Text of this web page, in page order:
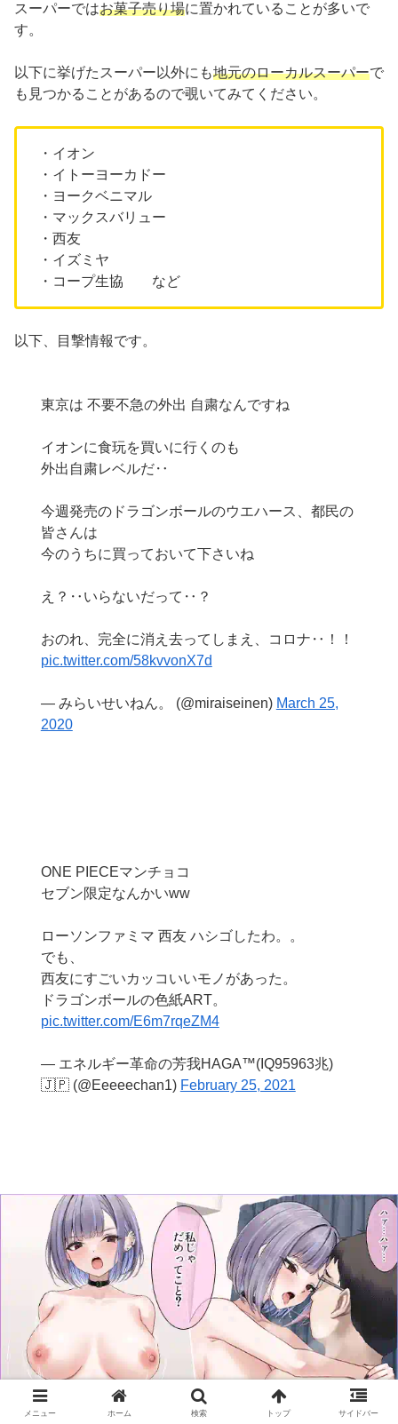
スーパーではお菓子売り場に置かれていることが多いで
す。
以下に挙げたスーパー以外にも地元のローカルスーパーで
も見つかることがあるので覗いてみてください。
・イオン
・イトーヨーカドー
・ヨークベニマル
・マックスバリュー
・西友
・イズミヤ
・コープ生協 など
以下、目撃情報です。
東京は 不要不急の外出 自粛なんですね
イオンに食玩を買いに行くのも
外出自粛レベルだ‥
今週発売のドラゴンボールのウエハース、都民の
皆さんは
今のうちに買っておいて下さいね
え？‥いらないだって‥？
おのれ、完全に消え去ってしまえ、コロナ‥！！
pic.twitter.com/58kvvonX7d
— みらいせいねん。 (@miraiseinen) March 25,
2020
ONE PIECEマンチョコ
セブン限定なんかいww
ローソンファミマ 西友 ハシゴしたわ。。
でも、
西友にすごいカッコいいモノがあった。
ドラゴンボールの色紙ART。
pic.twitter.com/E6m7rqeZM4
— エネルギー革命の芳我HAGA™️(IQ95963兆)
🇯🇵 (@Eeeeechan1) February 25, 2021
メニュー ホーム 検索 トップ サイドバー